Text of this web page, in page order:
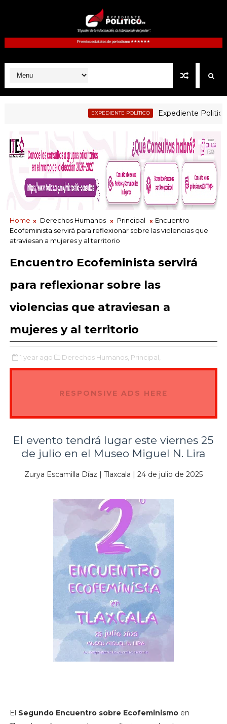
EXPEDIENTE POLÍTICO Expediente Politico.Mx
Home Derechos Humanos Principal
Encuentro
Ecofeminista servirá para reflexionar sobre las violencias que
atraviesan a mujeres y al territorio
Encuentro Ecofeminista servirá
para reflexionar sobre las
violencias que atraviesan a
mujeres y al territorio
1 year ago Derechos Humanos, Principal,
RESPONSIVE ADS HERE
El evento tendrá lugar este viernes 25
de julio en el Museo Miguel N. Lira
Zurya Escamilla Díaz | Tlaxcala | 24 de julio de 2025
El Segundo Encuentro sobre Ecofeminismoen